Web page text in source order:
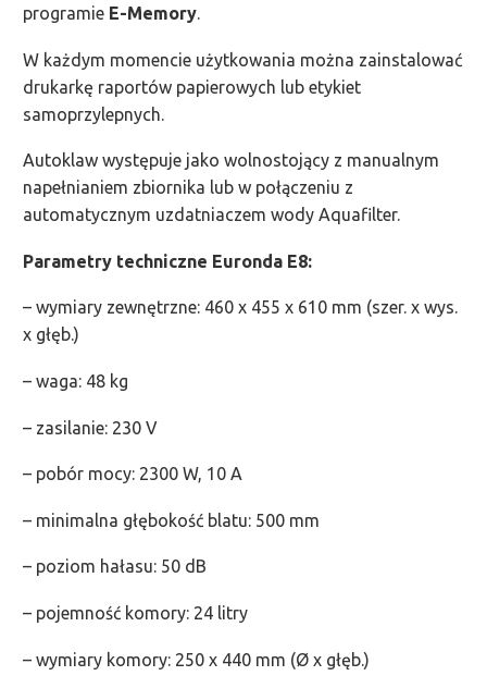
programie E-Memory.
W każdym momencie użytkowania można zainstalować
drukarkę raportów papierowych lub etykiet
samoprzylepnych.
Autoklaw występuje jako wolnostojący z manualnym
napełnianiem zbiornika lub w połączeniu z
automatycznym uzdatniaczem wody Aquafilter.
Parametry techniczne Euronda E8:
– wymiary zewnętrzne: 460 x 455 x 610 mm (szer. x wys.
x głęb.)
– waga: 48 kg
– zasilanie: 230 V
– pobór mocy: 2300 W, 10 A
– minimalna głębokość blatu: 500 mm
– poziom hałasu: 50 dB
– pojemność komory: 24 litry
– wymiary komory: 250 x 440 mm (Ø x głęb.)